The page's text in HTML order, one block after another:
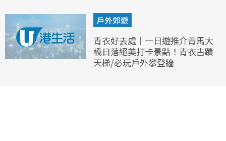
戶外郊遊
青衣好去處｜一日遊推介青馬大
橋日落絕美打卡景點！青衣古蹟
天梯/必玩戶外攀登牆